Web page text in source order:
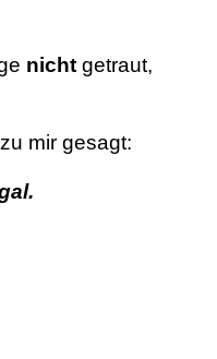
nicht getraut,
mir gesagt: